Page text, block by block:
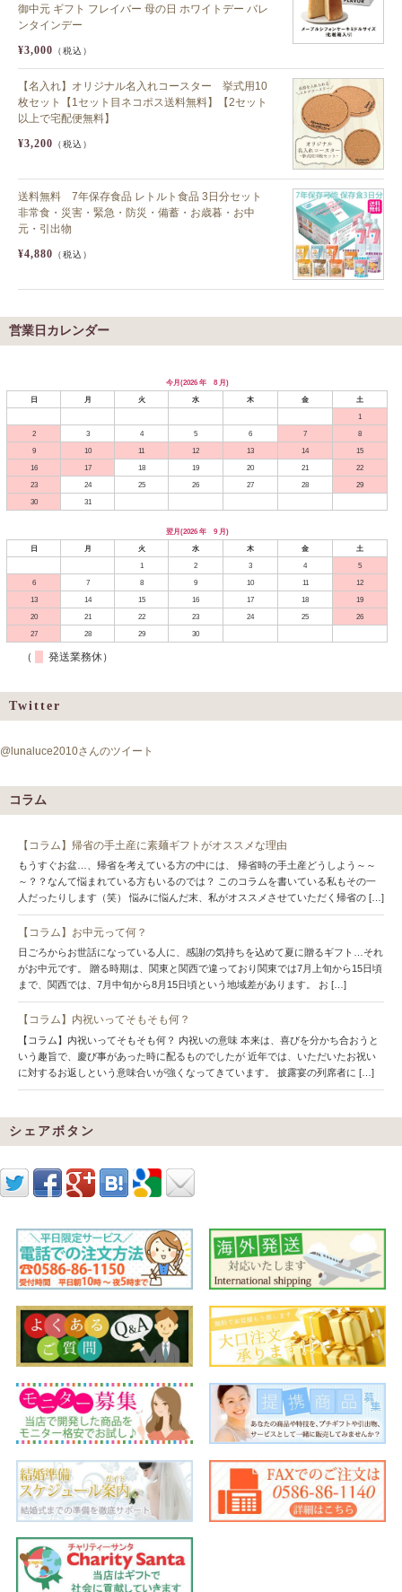
御中元 ギフト フレイバー 母の日 ホワイトデー バレ
ンタインデー
¥3,000 （税込）
【名入れ】オリジナル名入れコースター 挙式用10
枚セット【1セット目ネコポス送料無料】【2セット
以上で宅配便無料】
¥3,200 （税込）
送料無料 7年保存食品 レトルト食品 3日分セット
非常食・災害・緊急・防災・備蓄・お歳暮・お中
元・引出物
¥4,880 （税込）
営業日カレンダー
今月(2026 年 8 月)
日
月 火 水 木 金
土
1
2
3 4 5 6 7
8
9
10 11 12 13 14
15
16
17 18 19 20 21
22
23
24 25 26 27 28
29
30
31
翌月(2026 年 9 月)
日
月 火 水 木 金
土
1
2 3 4
5
6
7 8 9 10 11
12
13
14 15 16 17 18
19
20
21 22 23 24 25
26
27
28 29 30
（ 発送業務休）
Twitter
@lunaluce2010さんのツイート
コラム
【コラム】帰省の手土産に素麺ギフトがオススメな理由
もうすぐお盆…、帰省を考えている方の中には、 帰省時の手土産どうしよう～～
～？？なんて悩まれている方もいるのでは？ このコラムを書いている私もその一
人だったりします（笑） 悩みに悩んだ末、私がオススメさせていただく帰省の […]
【コラム】お中元って何？
日ごろからお世話になっている人に、感謝の気持ちを込めて夏に贈るギフト…それ
がお中元です。 贈る時期は、関東と関西で違っており関東では7月上旬から15日頃
まで、関西では、7月中旬から8月15日頃という地域差があります。 お […]
【コラム】内祝いってそもそも何？
【コラム】内祝いってそもそも何？ 内祝いの意味 本来は、喜びを分かち合おうと
いう趣旨で、慶び事があった時に配るものでしたが 近年では、いただいたお祝い
に対するお返しという意味合いが強くなってきています。 披露宴の列席者に […]
シェアボタン